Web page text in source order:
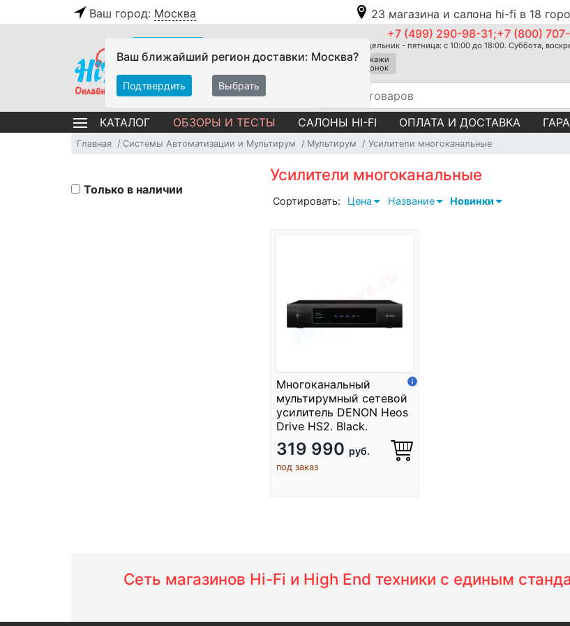
Ваш город: Москва 23 магазина и салона hi-fi в 18
Ваш ближайший регион доставки: Москва?
Подтвердить Выбрать
+7 (499) 290-98-31;+7 (800)
Понедельник - пятница: с 10:00 до 18:00. Суббота,
Закажи
звонок
КАТАЛОГ ОБЗОРЫ И ТЕСТЫ САЛОНЫ HI-FI ОПЛАТА И ДОСТАВКА
Главная Системы Автоматизации и Мультирум Мультирум Усилители многоканальные
Усилители многоканальные
Сортировать: Цена Название Новинки
Многоканальный
мультирумный сетевой
усилитель DENON Heos
Drive HS2. Black.
319 990 руб.
под заказ
Только в наличии
Сеть магазинов Hi-Fi и High End техники с единым